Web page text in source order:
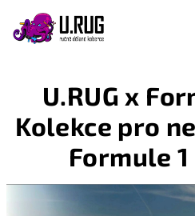
obsah
U.RUG x
Kolekce pro
Formule